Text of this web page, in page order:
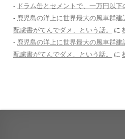
ドラム缶とセメントで、一万円以下
鹿児島の洋上に世界最大の風車群
配慮書がてんでダメ、という話。
に
鹿児島の洋上に世界最大の風車群
配慮書がてんでダメ、という話。
に